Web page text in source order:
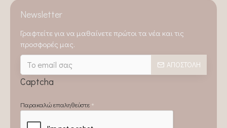
Newsletter
Γραφτείτε για να μαθαίνετε πρώτοι τα νέα και τις
προσφορές μας.
ΑΠΟΣΤΟΛΉ
Captcha
Παρακαλώ επαληθεύστε